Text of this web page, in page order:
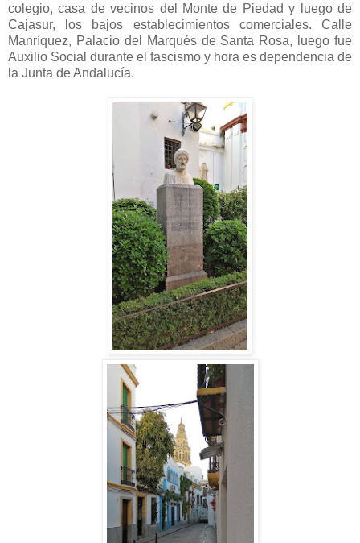
colegio, casa de vecinos del Monte de Piedad y luego de
Cajasur, los bajos establecimientos comerciales. Calle
Manríquez, Palacio del Marqués de Santa Rosa, luego fue
Auxilio Social durante el fascismo y hora es dependencia de
la Junta de Andalucía.